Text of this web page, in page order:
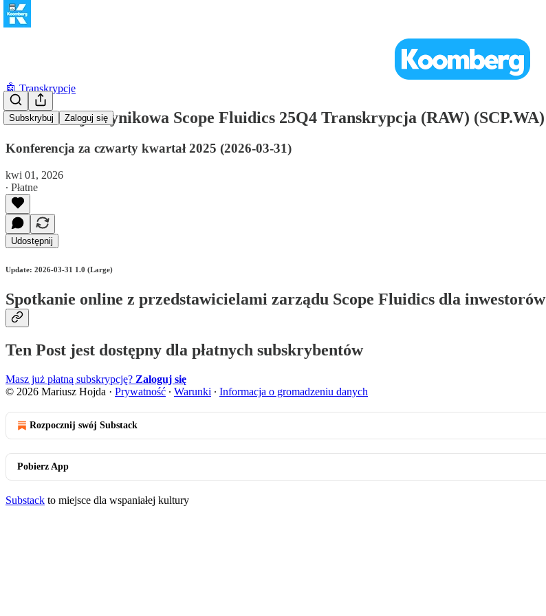
Subskrybuj Zaloguj się
🤖 Transkrypcje
Konferencja wynikowa Scope Fluidics 25Q4 Transkrypcja (RAW) (SCP.WA)
Konferencja za czwarty kwartał 2025 (2026-03-31)
kwi 01, 2026
∙ Płatne
Udostępnij
Update: 2026-03-31 1.0 (Large)
Spotkanie online z przedstawicielami zarządu Scope Fluidics dla inwestorów
Ten Post jest dostępny dla płatnych subskrybentów
Masz już płatną subskrypcję? Zaloguj się
© 2026 Mariusz Hojda · Prywatność ∙ Warunki ∙ Informacja o gromadzeniu danych
Rozpocznij swój Substack
Pobierz App
Substack to miejsce dla wspaniałej kultury